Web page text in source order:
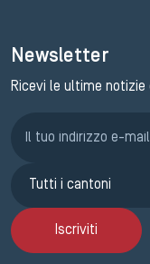
Newsletter
Ricevi le ultime
Iscriviti